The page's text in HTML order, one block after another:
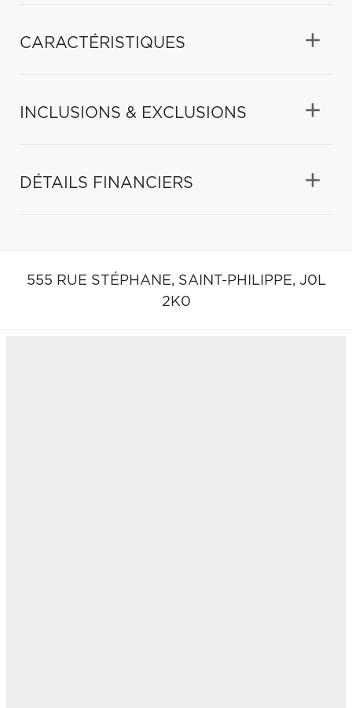
CARACTÉRISTIQUES
INCLUSIONS & EXCLUSIONS
DÉTAILS FINANCIERS
555 RUE STÉPHANE, SAINT-PHILIPPE, J0L
2K0